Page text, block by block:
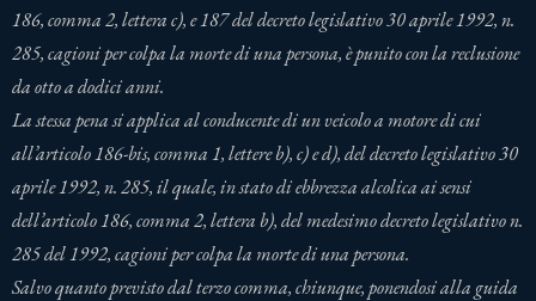
186, comma 2, lettera c), e 187 del decreto legislativo 30 aprile 1992, n.
285, cagioni per colpa la morte di una persona, è punito con la reclusione
da otto a dodici anni.
La stessa pena si applica al conducente di un veicolo a motore di cui
all’articolo 186-bis, comma 1, lettere b), c) e d), del decreto legislativo 30
aprile 1992, n. 285, il quale, in stato di ebbrezza alcolica ai sensi
dell’articolo 186, comma 2, lettera b), del medesimo decreto legislativo n.
285 del 1992, cagioni per colpa la morte di una persona.
Salvo quanto previsto dal terzo comma, chiunque, ponendosi alla guida